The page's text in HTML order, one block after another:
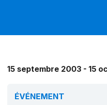
15 septembre 2003 - 15
ÉVÉNEMENT